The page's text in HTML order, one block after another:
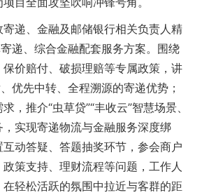
递、金融及邮储银行相关负责人精
递、综合金融配套服务方案。围绕
价赔付、破损理赔等专属政策，讲
优先中转、全程溯源的寄递优势；
，推介“虫草贷”“丰收云”智慧场景、
实现寄递物流与金融服务深度绑
动答疑、答题抽奖环节，参会商户
策支持、理财流程等问题，工作人
轻松活跃的氛围中拉近与客群的距